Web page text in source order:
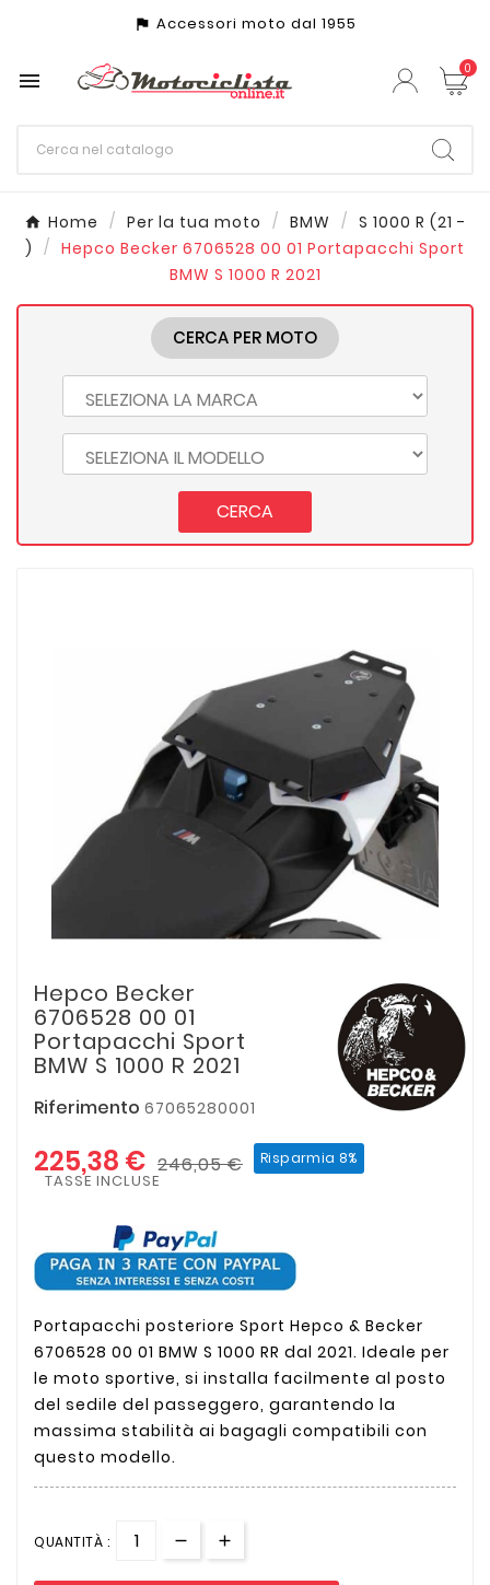
assistant_photo Accessori moto dal 1955
 0
Home Per la tua moto BMW
S 1000 R (21 -
)
Hepco Becker 6706528 00 01 Portapacchi Sport
BMW S 1000 R 2021
CERCA PER MOTO
CERCA
Hepco Becker
6706528 00 01
Portapacchi Sport
BMW S 1000 R 2021
Riferimento 67065280001
225,38 € 246,05 € Risparmia 8%
TASSE INCLUSE
Portapacchi posteriore Sport Hepco & Becker
6706528 00 01 BMW S 1000 RR dal 2021. Ideale per
le moto sportive, si installa facilmente al posto
del sedile del passeggero, garantendo la
massima stabilità ai bagagli compatibili con
questo modello.
QUANTITÀ :